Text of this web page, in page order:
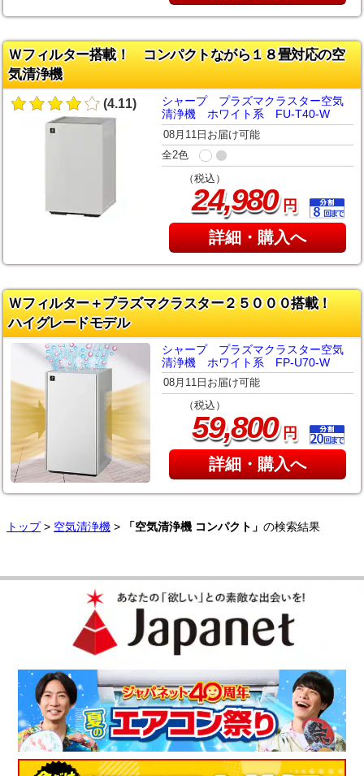
Ｗフィルター搭載！ コンパクトながら１８畳対応の空
気清浄機
(4.11)
シャープ プラズマクラスター空気
清浄機 ホワイト系 FU-T40-W
08月11日お届け可能
全2色
（税込）
24,980円
詳細・購入へ
Ｗフィルター＋プラズマクラスター２５０００搭載！
ハイグレードモデル
シャープ プラズマクラスター空気
清浄機 ホワイト系 FP-U70-W
08月11日お届け可能
（税込）
59,800円
詳細・購入へ
トップ> 空気清浄機 > 「空気清浄機 コンパクト」 の検索結果